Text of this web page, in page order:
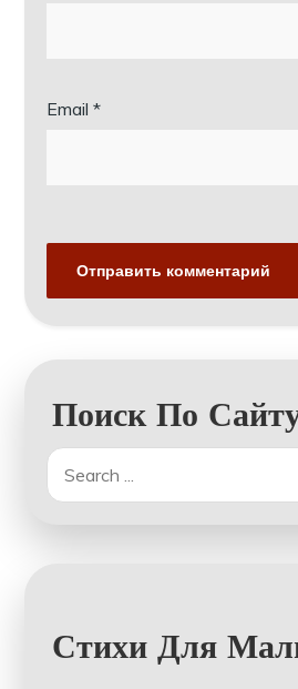
Email*
Поиск По
Search
for:
Стихи Для